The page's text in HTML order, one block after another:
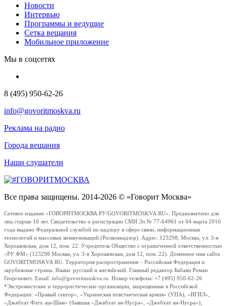
Новости
Интервью
Программы и ведущие
Сетка вещания
Мобильное приложение
Мы в соцсетях
8 (495) 950-62-26
info@govoritmoskva.ru
Реклама на радио
Города вещания
Наши слушатели
Все права защищены. 2014-2026 © «Говорит Москва»
Сетевое издание «ГОВОРИТМОСКВА.РУ/GOVORITMOSKVA.RU». Предназначено для
лиц старше 16 лет. Свидетельство о регистрации СМИ Эл № 77-64961 от 04 марта 2016
года выдано Федеральной службой по надзору в сфере связи, информационных
технологий и массовых коммуникаций (Роскомнадзор). Адрес: 123298, Москва, ул. 3-я
Хорошевская, дом 12, пом. 22. Учредитель Общество с ограниченной ответственностью
«РУ ФМ» (123298 Москва, ул. 3-я Хорошевская, дом 12, пом. 22). Доменное имя сайта
GOVORITMOSKVA.RU. Территория распространения – Российская Федерация и
зарубежные страны. Языки: русский и английский. Главный редактор Бабаян Роман
Георгиевич. Email: info@govoritmoskva.ru. Номер телефона: +7 (495) 950-62-26
*Экстремистские и террористические организации, запрещенные в Российской
Федерации: «Правый сектор», «Украинская повстанческая армия» (УПА), «ИГИЛ»,
«Джабхат Фатх аш-Шам» (бывшая «Джабхат ан-Нусра», «Джебхат ан-Нусра»),